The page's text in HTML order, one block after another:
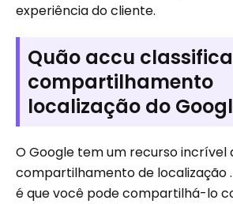
experiência do cliente.
Quão accu
compartilhamento
localização do
O Google tem um recurso incrível
compartilhamento de localização
é que você pode compartilhá-lo